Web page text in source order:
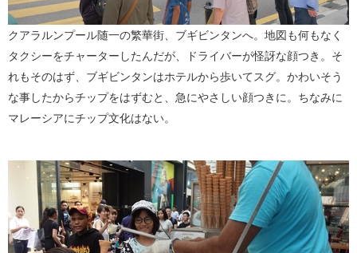
クアラルンプール随一の繁華街、ブギビンタンへ。地図も何もなく
タクシーをチャーターしたんだが、ドライバーが怪訝な顔つき。そ
れもそのはず、ブギビンタンはホテルから歩いてスグ。かわいそう
な事したからチップをはずむと、急にやさしい顔つきに。ちなみに
マレーシアにチップ文化はない。